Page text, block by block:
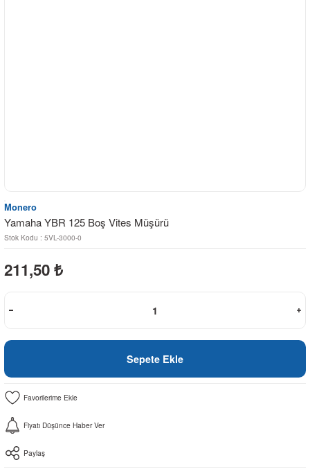
Monero
Yamaha YBR 125 Boş Vites Müşürü
Stok Kodu : 5VL-3000-0
211,50 ₺
Sepete Ekle
Fiyatı Düşünce Haber Ver
Paylaş